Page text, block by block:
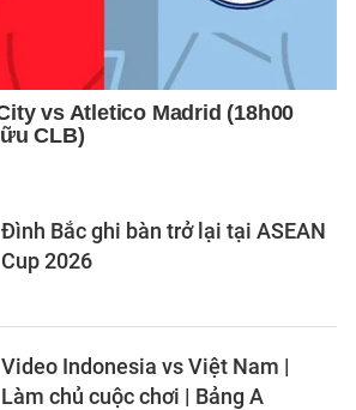
Đình Bắc ghi bàn trở lại tại ASEAN
Cup 2026
Video Indonesia vs Việt Nam |
Làm chủ cuộc chơi | Bảng A